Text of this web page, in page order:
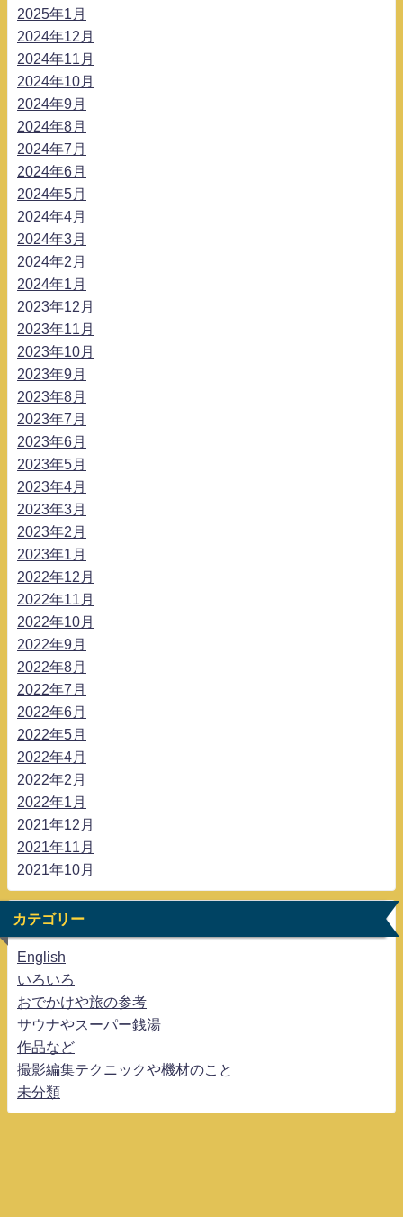
2025年1月
2024年12月
2024年11月
2024年10月
2024年9月
2024年8月
2024年7月
2024年6月
2024年5月
2024年4月
2024年3月
2024年2月
2024年1月
2023年12月
2023年11月
2023年10月
2023年9月
2023年8月
2023年7月
2023年6月
2023年5月
2023年4月
2023年3月
2023年2月
2023年1月
2022年12月
2022年11月
2022年10月
2022年9月
2022年8月
2022年7月
2022年6月
2022年5月
2022年4月
2022年2月
2022年1月
2021年12月
2021年11月
2021年10月
カテゴリー
English
いろいろ
おでかけや旅の参考
サウナやスーパー銭湯
作品など
撮影編集テクニックや機材のこと
未分類